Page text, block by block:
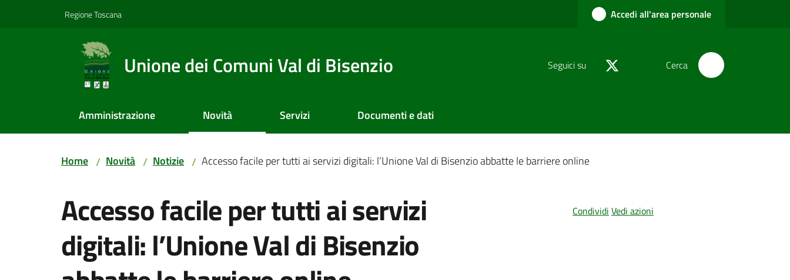
Regione Toscana Accedi all'area personale
Unione dei Comuni Val di Bisenzio Seguici su Cerca
Amministrazione Novità Servizi Documenti e dati
Home / Novità / Notizie / Accesso facile per tutti ai servizi digitali: l’Unione Val di Bisenzio abbatte le barriere online
Accesso facile per tutti ai servizi
digitali: l’Unione Val di Bisenzio
Condividi Vedi azioni